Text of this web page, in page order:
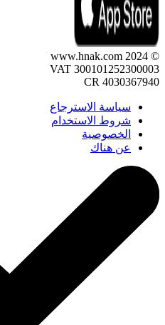
© 2024 www.hnak.com
VAT 300101252300003
CR 4030367940
سياسة الاسترجاع
شروط الاستخدام
الخصوصية
عن هناك